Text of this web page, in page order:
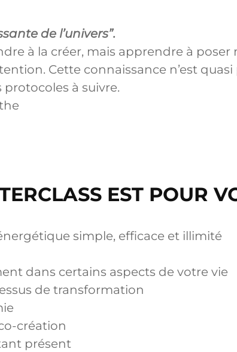
de l’univers”.
à la créer, mais apprendre à
Cette connaissance n’est
à suivre.
EST POUR
simple, efficace et illimité
dans certains aspects de votre vie
de transformation
création
présent